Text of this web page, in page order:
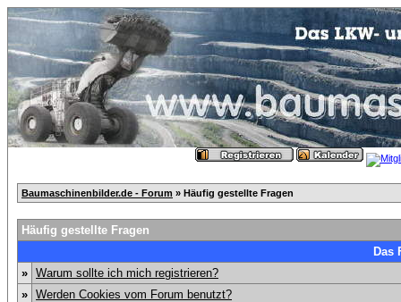
Baumaschinenbilder.de - Forum » Häufig gestellte Fragen
Häufig gestellte Fragen
Das
» Warum sollte ich mich registrieren?
» Werden Cookies vom Forum benutzt?